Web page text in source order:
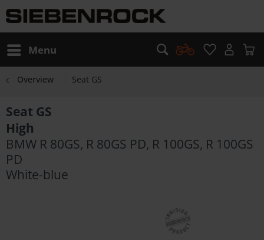
Menu
Overview Seat GS
Seat GS
High
BMW R 80GS, R 80GS PD, R 100GS, R 100GS
PD
White-blue